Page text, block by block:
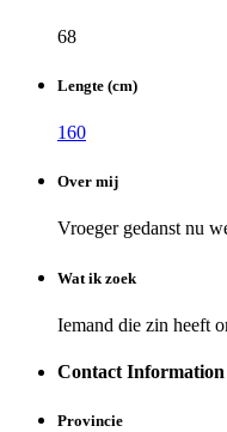
68
Lengte (cm)
160
Over mij
Vroeger gedanst nu
Wat ik zoek
Iemand die zin heeft
Contact Information
Provincie